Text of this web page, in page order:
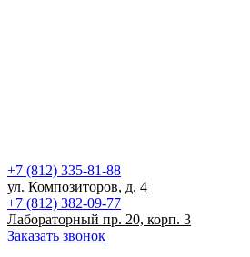
+7 (812) 335-81-88
ул. Композиторов, д. 4
+7 (812) 382-09-77
Лабораторный пр. 20, корп. 3
Заказать звонок